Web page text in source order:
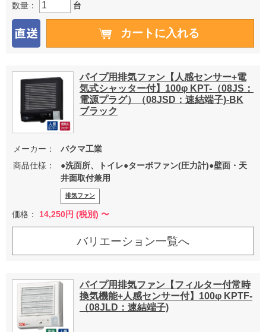
数量：
台
パイプ用排気ファン【人感センサー+電
気式シャッター付】100φ KPT-（08JS：
電源プラグ）（08JSD：速結端子)-BK
ブラック
メーカー：
バクマ工業
商品仕様：
●洗面所、トイレ●ターボファン(圧力計)●壁面・天
井面取付兼用
排気ファン
価格： 14,250円 (税別) 〜
バリエーション一覧へ
パイプ用排気ファン【フィルター付常時
換気機能+人感センサー付】100φ KPTF-
（08JLD：速結端子)